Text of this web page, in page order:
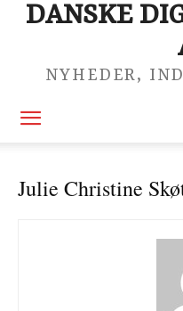
DANSKE
NYHEDER,
Julie Christine